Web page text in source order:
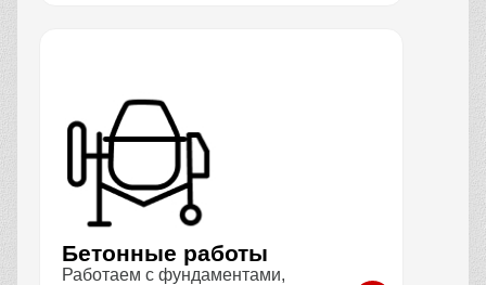
Бетонные работы
Работаем с фундаментами,